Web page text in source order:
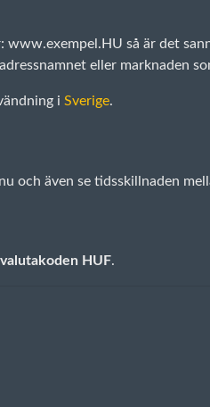
www.exempel.HU så är det
eller marknaden
i Sverige.
och även se tidsskillnaden
HUF.